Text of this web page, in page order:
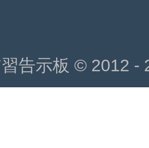
告示板 © 2012 -